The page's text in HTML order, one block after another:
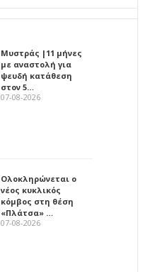
Μυστράς |11 μήνες
με αναστολή για
ψευδή κατάθεση
στον 5…
07-08-2026
Ολοκληρώνεται ο
νέος κυκλικός
κόμβος στη θέση
«Πλάτσα» …
07-08-2026